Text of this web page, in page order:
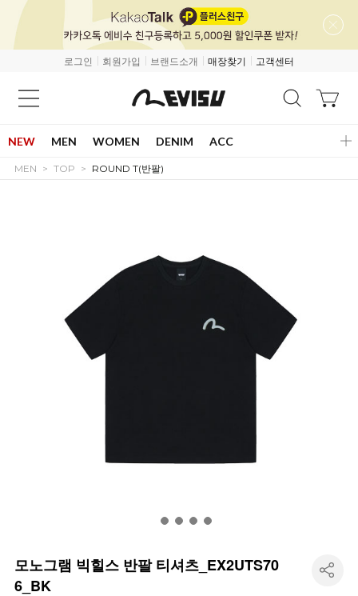
로그인 회원가입 브랜드소개 매장찾기 고객센터
NEW MEN WOMEN DENIM ACC
MEN TOP ROUND T(반팔)
모노그램 빅힐스 반팔 티셔츠_EX2UTS70
6_BK